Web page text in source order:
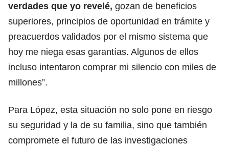
verdades que yo revelé, gozan de beneficios
superiores, principios de oportunidad en trámite y
preacuerdos validados por el mismo sistema que
hoy me niega esas garantías. Algunos de ellos
incluso intentaron comprar mi silencio con miles de
millones”.
Para López, esta situación no solo pone en riesgo
su seguridad y la de su familia, sino que también
compromete el futuro de las investigaciones